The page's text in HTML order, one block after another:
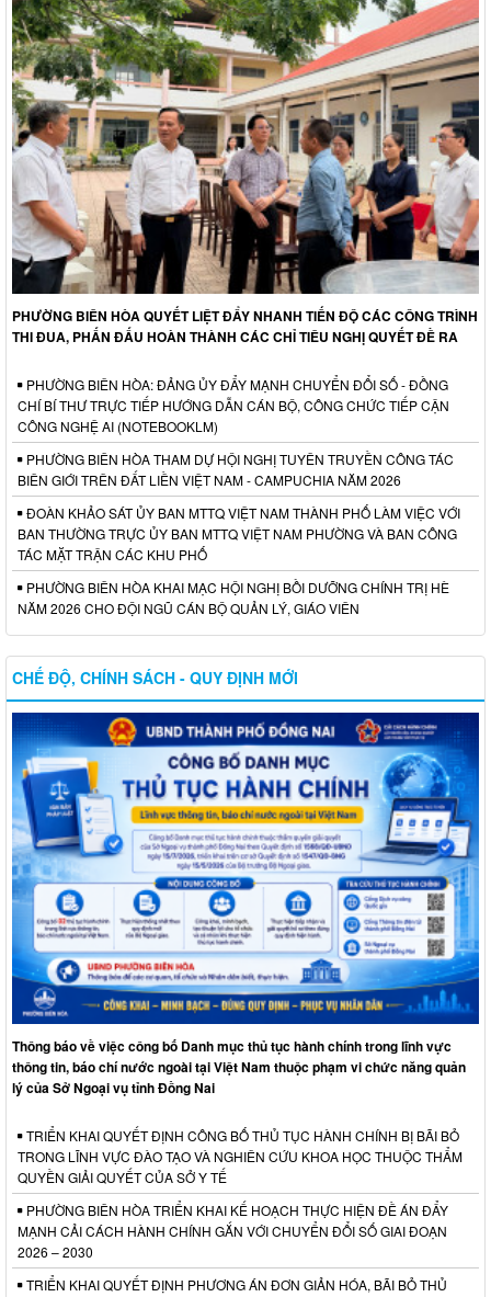
PHƯỜNG BIÊN HÒA QUYẾT LIỆT ĐẨY NHANH TIẾN ĐỘ CÁC CÔNG TRÌNH
THI ĐUA, PHẤN ĐẤU HOÀN THÀNH CÁC CHỈ TIÊU NGHỊ QUYẾT ĐỀ RA
PHƯỜNG BIÊN HÒA: ĐẢNG ỦY ĐẨY MẠNH CHUYỂN ĐỔI SỐ - ĐỒNG
CHÍ BÍ THƯ TRỰC TIẾP HƯỚNG DẪN CÁN BỘ, CÔNG CHỨC TIẾP CẬN
CÔNG NGHỆ AI (NOTEBOOKLM)
PHƯỜNG BIÊN HÒA THAM DỰ HỘI NGHỊ TUYÊN TRUYỀN CÔNG TÁC
BIÊN GIỚI TRÊN ĐẤT LIỀN VIỆT NAM - CAMPUCHIA NĂM 2026
ĐOÀN KHẢO SÁT ỦY BAN MTTQ VIỆT NAM THÀNH PHỐ LÀM VIỆC VỚI
BAN THƯỜNG TRỰC ỦY BAN MTTQ VIỆT NAM PHƯỜNG VÀ BAN CÔNG
TÁC MẶT TRẬN CÁC KHU PHỐ
PHƯỜNG BIÊN HÒA KHAI MẠC HỘI NGHỊ BỒI DƯỠNG CHÍNH TRỊ HÈ
NĂM 2026 CHO ĐỘI NGŨ CÁN BỘ QUẢN LÝ, GIÁO VIÊN
CHẾ ĐỘ, CHÍNH SÁCH - QUY ĐỊNH MỚI
Thông báo về việc công bố Danh mục thủ tục hành chính trong lĩnh vực
thông tin, báo chí nước ngoài tại Việt Nam thuộc phạm vi chức năng quản
lý của Sở Ngoại vụ tỉnh Đồng Nai
TRIỂN KHAI QUYẾT ĐỊNH CÔNG BỐ THỦ TỤC HÀNH CHÍNH BỊ BÃI BỎ
TRONG LĨNH VỰC ĐÀO TẠO VÀ NGHIÊN CỨU KHOA HỌC THUỘC THẨM
QUYỀN GIẢI QUYẾT CỦA SỞ Y TẾ
PHƯỜNG BIÊN HÒA TRIỂN KHAI KẾ HOẠCH THỰC HIỆN ĐỀ ÁN ĐẨY
MẠNH CẢI CÁCH HÀNH CHÍNH GẮN VỚI CHUYỂN ĐỔI SỐ GIAI ĐOẠN
2026 – 2030
TRIỂN KHAI QUYẾT ĐỊNH PHƯƠNG ÁN ĐƠN GIẢN HÓA, BÃI BỎ THỦ